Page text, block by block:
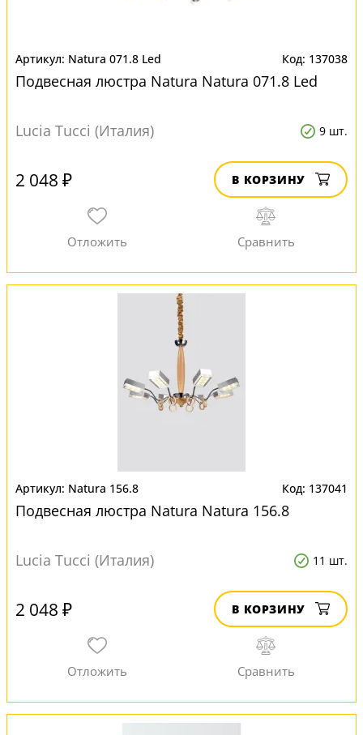
Natura 071.8 Led 137038
Подвесная люстра Natura Natura 071.8 Led
Lucia Tucci (Италия) 9 шт.
2 048 ₽ В КОРЗИНУ
Natura 156.8 137041
Подвесная люстра Natura Natura 156.8
Lucia Tucci (Италия) 11 шт.
2 048 ₽ В КОРЗИНУ